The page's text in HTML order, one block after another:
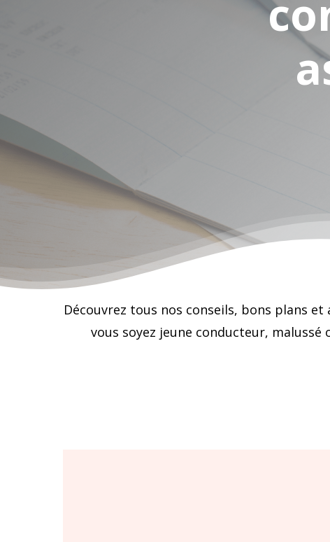
Appuyez sur Entrée pour rechercher
Découvrez tous nos conseils, bons plans
vous soyez jeune conducteur,